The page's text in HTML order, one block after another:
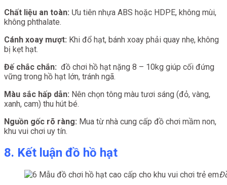
Chất liệu an toàn: Ưu tiên nhựa ABS hoặc HDPE, không mùi,
không phthalate.
Cánh xoay mượt: Khi đổ hạt, bánh xoay phải quay nhẹ, không
bị kẹt hạt.
Đế chắc chắn: đồ chơi hồ hạt nặng 8 – 10kg giúp cối đứng
vững trong hồ hạt lớn, tránh ngã.
Màu sắc hấp dẫn: Nên chọn tông màu tươi sáng (đỏ, vàng,
xanh, cam) thu hút bé.
Nguồn gốc rõ ràng: Mua từ nhà cung cấp đồ chơi mầm non,
khu vui chơi uy tín.
8. Kết luận đồ hồ hạt